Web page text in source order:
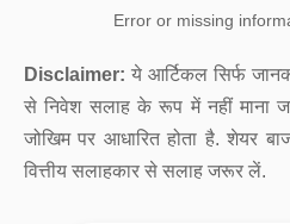
Error or missing
Disclaimer: ये आर्टिकल सिर्फ
से निवेश सलाह के रूप में नहीं माना
जोखिम पर आधारित होता है. शेयर
वित्तीय सलाहकार से सलाह जरूर लें.